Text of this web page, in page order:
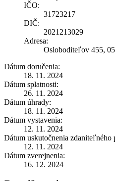
IČO:
31723217
DIČ:
2021213029
Adresa:
Osloboditeľov 455,
Dátum doručenia:
18. 11. 2024
Dátum splatnosti:
26. 11. 2024
Dátum úhrady:
18. 11. 2024
Dátum vystavenia:
12. 11. 2024
Dátum uskutočnenia zdaniteľného
12. 11. 2024
Dátum zverejnenia:
16. 12. 2024